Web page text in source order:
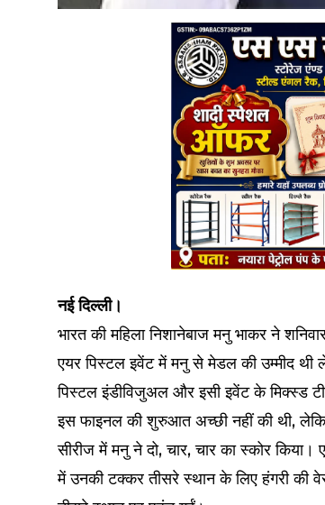
नई दिल्ली।
भारत की महिला निशानेबाज मनु भाकर ने
एयर पिस्टल इवेंट में मनु से मेडल की उम्मीद
पिस्टल इंडीविजुअल और इसी इवेंट के मिक्स्ड
इस फाइनल की शुरुआत अच्छी नहीं की थी,
सीरीज में मनु ने दो, चार, चार का स्कोर
में उनकी टक्कर तीसरे स्थान के लिए हंगरी की